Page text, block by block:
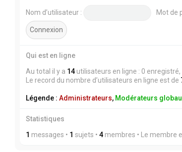
Nom d’utilisateur : Mot de
Qui est en ligne
Au total il y a 14 utilisateurs en ligne : 0
Le record du nombre d’utilisateurs en ligne est de
Légende : Administrateurs, Modérateurs
Statistiques
1 messages • 1 sujets • 4 membres • Le membre